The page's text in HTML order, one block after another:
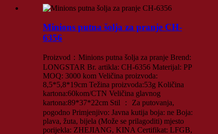
Minions putna šolja za pranje CH-
6356
Proizvod：Minions putna šolja za pranje Brend:
LONGSTAR Br. artikla: CH-6356 Materijal: PP
MOQ: 3000 kom Veličina proizvoda:
8,5*5,8*19cm Težina proizvoda:53g Količina
kartona:60kom/CTN Veličina glavnog
kartona:89*37*22cm Stil ： Za putovanja,
pogodno Primjenjivo: Javna kutija boja: ne Boja:
plava, žuta, bijela (Može se prilagoditi) mjesto
porijekla: ZHEJIANG, KINA Certifikat: LFGB,